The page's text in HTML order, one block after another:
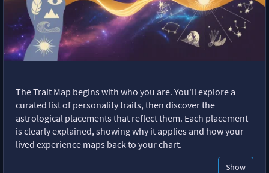
The Trait Map begins with who you are. You'll explore a
curated list of personality traits, then discover the
astrological placements that reflect them. Each placement
is clearly explained, showing why it applies and how your
lived experience maps back to your chart.
Show